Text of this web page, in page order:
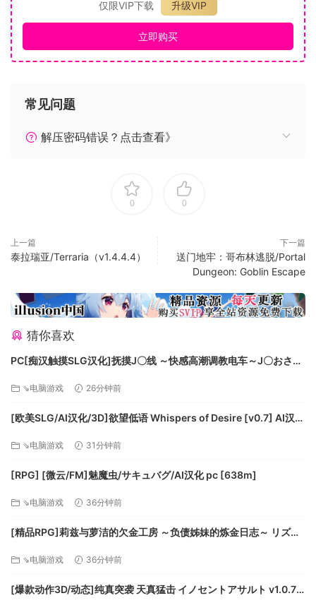
● 修复与GPU暂时失去联系时崩溃的问题。
进步
● 等级从50增加到100。
物品和战利品
复物品并提高操作体验。我们还添加了一些新物品，它们的统
后得到更稀有的有度和细微的统计数据。
● 添加了更出色的战利品变化。
● 增加了 50 级开始的高阶遗物和传奇武器货物。
● 在战利品屏幕中添加了功能操作。
● 添加了隐藏或隐藏项目的设置。
● 增加了筑巢装备部落的，更好地适应玩家等级和伤害。
● 移除了无法报废、丢失或制作的特殊装备的插件槽。
●修复了允许从制造中获得无限材料供应的问题。
● 修复了火箭云在 Super Rapid Shot 期间每四次时正确开火
武术。
● 更新了锯片，赋予了戏剧的传播、成长的速度和正确的角色
● 修复了 Pichu Nanchuk 在检查模式下隐藏的问题。
个单手武器的问题。
● 修复了导致 Valve 插件的统计数据超出预期的问题。
● 修复了收藏消耗品快捷菜单在没有槽位时被打乱的问题。
● 修复了使用Automaton Boost 时Automaton Health
Injector 冷却时间被引导导致Automaton Health Injector 仅在
休息后重新填充的问题。
● HUD > 模式”设置，可以选择“一直显示”或“动态”。选择“动
仅限VIP下载
升级VIP
立即购买
常见问题
解压密码错误？点击查看》
0 0
上一篇
泰拉瑞亚/Terraria（v1.4.4.4）
下一篇
送门地牢：哥布林逃脱/Portal
Dungeon: Goblin Escape
猜你喜欢
PC[痴汉触摸SLG汉化]抚摸J〇线 ～快感高潮调教电车～J〇おさわ
雷/UC
⇘电脑游戏 26分钟前
[欧美SLG/AI汉化/3D]欲望低语 Whispers of Desire [v0.7] AI汉化
⇘电脑游戏 31分钟前
[RPG] [微云/FM]魅魔虫/サキュバグ/AI汉化 pc [638m]
⇘电脑游戏 36分钟前
[精品RPG]莉兹与萝洁的欠金工房 ～负债姊妹的炼金日志～ リズと
⇘电脑游戏 36分钟前
[爆款动作3D/动态]纯真突袭 天真猛击 イノセントアサルト v1.0.7